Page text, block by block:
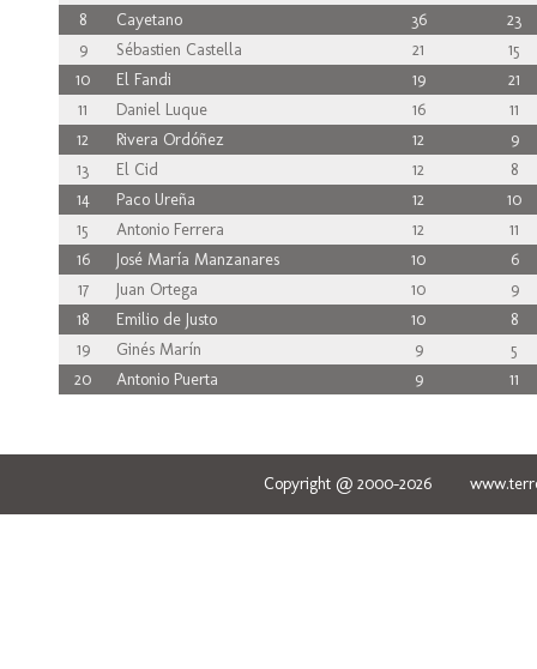
8
Cayetano 36
23
9
Sébastien Castella 21
15
10
El Fandi 19
21
11
Daniel Luque 16
11
12
Rivera Ordóñez 12
9
13
El Cid 12
8
14
Paco Ureña 12
10
15
Antonio Ferrera 12
11
16
José María Manzanares 10
6
17
Juan Ortega 10
9
18
Emilio de Justo 10
8
19
Ginés Marín 9
5
20
Antonio Puerta 9 11
Copyright @ 2000-2026